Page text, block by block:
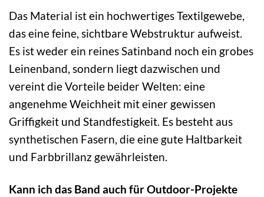
Das Material ist ein hochwertiges Textilgewebe,
das eine feine, sichtbare Webstruktur aufweist.
Es ist weder ein reines Satinband noch ein grobes
Leinenband, sondern liegt dazwischen und
vereint die Vorteile beider Welten: eine
angenehme Weichheit mit einer gewissen
Griffigkeit und Standfestigkeit. Es besteht aus
synthetischen Fasern, die eine gute Haltbarkeit
und Farbbrillanz gewährleisten.
Kann ich das Band auch für Outdoor-Projekte